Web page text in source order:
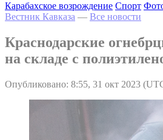
Карабахское возрождение Спорт
Вестник Кавказа — Все новости
Краснодарские
на складе с
Опубликовано: 8:55, 31 окт 2023